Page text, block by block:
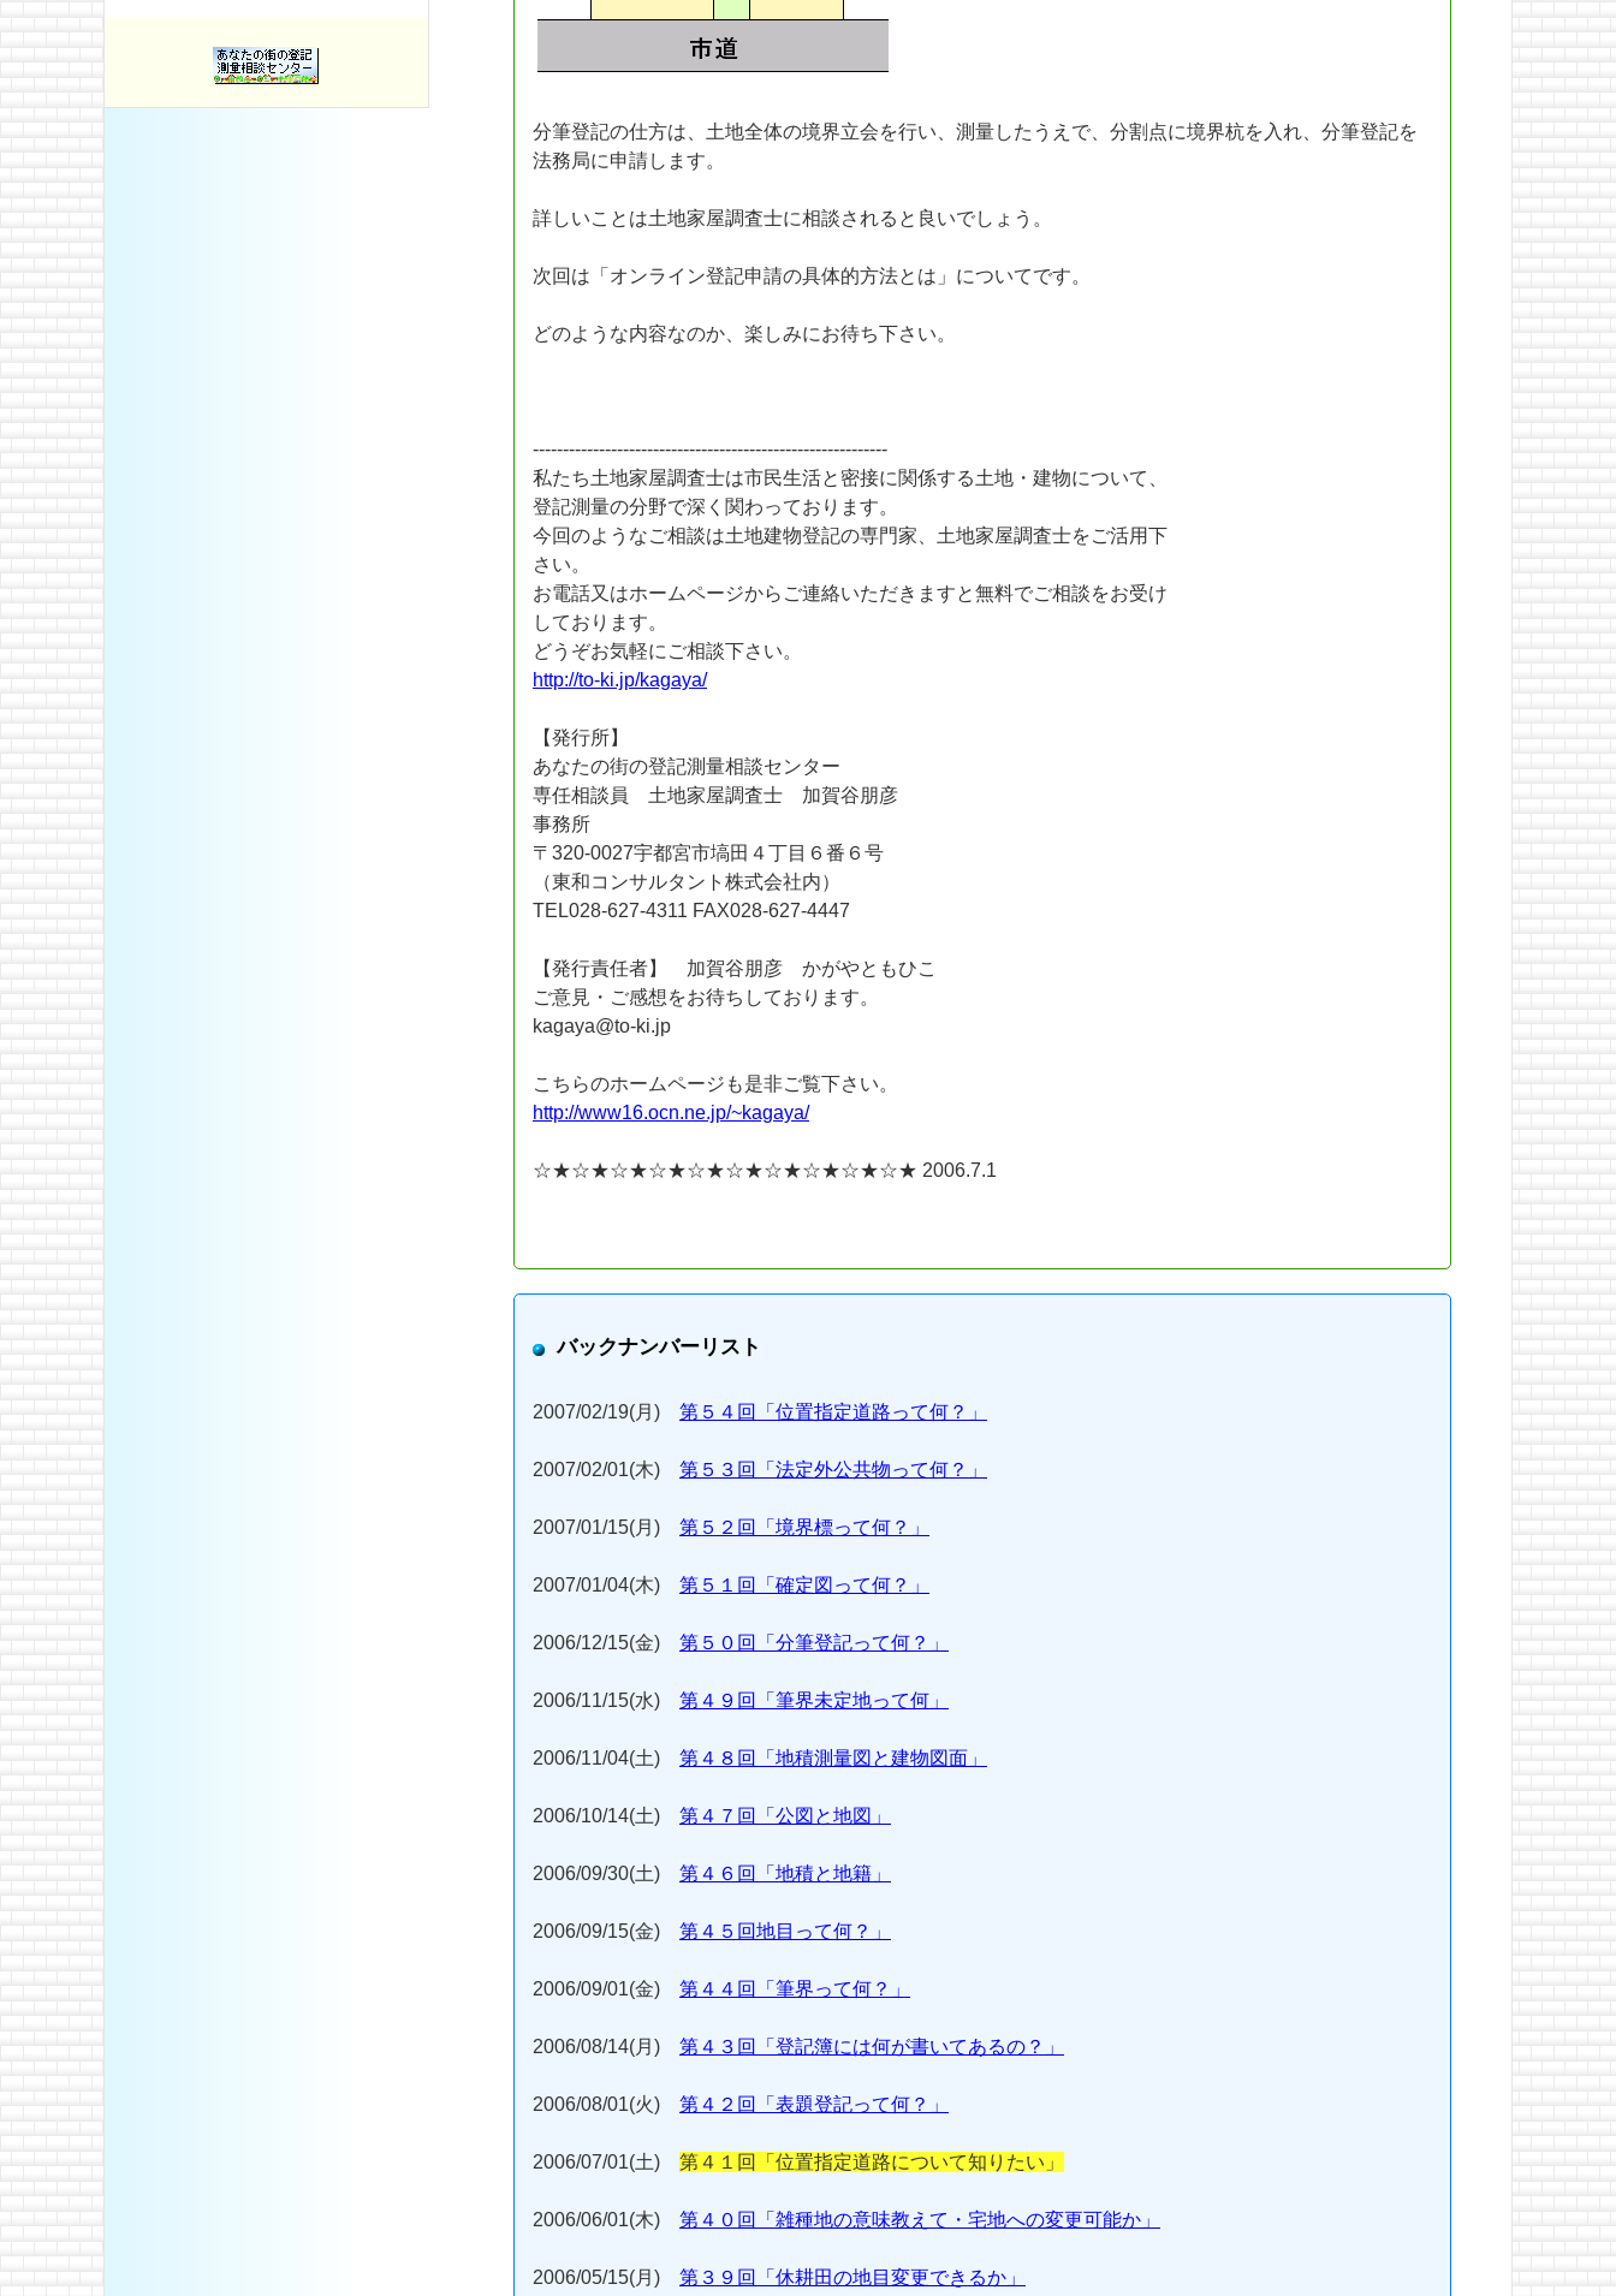
分筆登記の仕方は、土地全体の境界立会を行い、測量したうえで、分割点に境界杭を入れ、分筆登記を
法務局に申請します。
詳しいことは土地家屋調査士に相談されると良いでしょう。
次回は「オンライン登記申請の具体的方法とは」についてです。
どのような内容なのか、楽しみにお待ち下さい。
-----------------------------------------------------------
私たち土地家屋調査士は市民生活と密接に関係する土地・建物について、
登記測量の分野で深く関わっております。
今回のようなご相談は土地建物登記の専門家、土地家屋調査士をご活用下
さい。
お電話又はホームページからご連絡いただきますと無料でご相談をお受け
しております。
どうぞお気軽にご相談下さい。
http://to-ki.jp/kagaya/
【発行所】
あなたの街の登記測量相談センター
専任相談員 土地家屋調査士 加賀谷朋彦
事務所
〒320-0027宇都宮市塙田４丁目６番６号
（東和コンサルタント株式会社内）
TEL028-627-4311 FAX028-627-4447
【発行責任者】 加賀谷朋彦 かがやともひこ
ご意見・ご感想をお待ちしております。
kagaya@to-ki.jp
こちらのホームページも是非ご覧下さい。
http://www16.ocn.ne.jp/~kagaya/
☆★☆★☆★☆★☆★☆★☆★☆★☆★☆★ 2006.7.1
バックナンバーリスト
2007/02/19(月)第５４回「位置指定道路って何？」
2007/02/01(木)第５３回「法定外公共物って何？」
2007/01/15(月)第５２回「境界標って何？」
2007/01/04(木)第５１回「確定図って何？」
2006/12/15(金)第５０回「分筆登記って何？」
2006/11/15(水)第４９回「筆界未定地って何」
2006/11/04(土)第４８回「地積測量図と建物図面」
2006/10/14(土)第４７回「公図と地図」
2006/09/30(土)第４６回「地積と地籍」
2006/09/15(金)第４５回地目って何？」
2006/09/01(金)第４４回「筆界って何？」
2006/08/14(月)第４３回「登記簿には何が書いてあるの？」
2006/08/01(火)第４２回「表題登記って何？」
2006/07/01(土)第４１回「位置指定道路について知りたい」
2006/06/01(木)第４０回「雑種地の意味教えて・宅地への変更可能か」
2006/05/15(月)第３９回「休耕田の地目変更できるか」